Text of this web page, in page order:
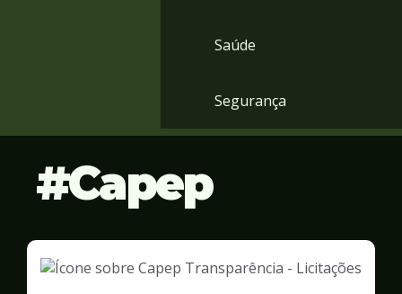
Saúde
Segurança
Capep